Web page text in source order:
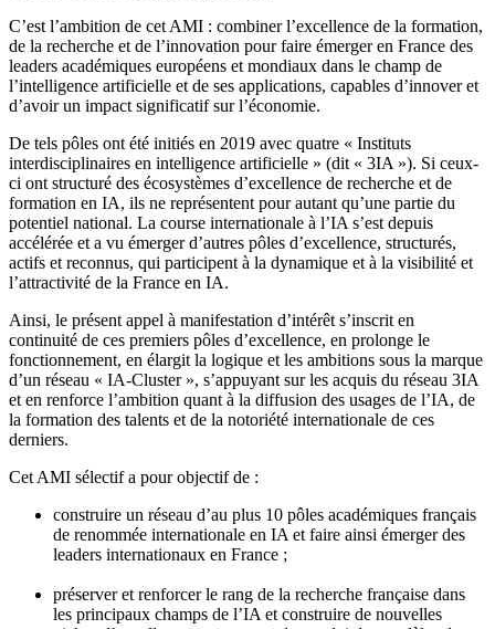
C’est l’ambition de cet AMI : combiner l’excellence de la formation,
de la recherche et de l’innovation pour faire émerger en France des
leaders académiques européens et mondiaux dans le champ de
l’intelligence artificielle et de ses applications, capables d’innover et
d’avoir un impact significatif sur l’économie.
De tels pôles ont été initiés en 2019 avec quatre « Instituts
interdisciplinaires en intelligence artificielle » (dit « 3IA »). Si ceux-
ci ont structuré des écosystèmes d’excellence de recherche et de
formation en IA, ils ne représentent pour autant qu’une partie du
potentiel national. La course internationale à l’IA s’est depuis
accélérée et a vu émerger d’autres pôles d’excellence, structurés,
actifs et reconnus, qui participent à la dynamique et à la visibilité et
l’attractivité de la France en IA.
Ainsi, le présent appel à manifestation d’intérêt s’inscrit en
continuité de ces premiers pôles d’excellence, en prolonge le
fonctionnement, en élargit la logique et les ambitions sous la marque
d’un réseau « IA-Cluster », s’appuyant sur les acquis du réseau 3IA
et en renforce l’ambition quant à la diffusion des usages de l’IA, de
la formation des talents et de la notoriété internationale de ces
derniers.
Cet AMI sélectif a pour objectif de :
construire un réseau d’au plus 10 pôles académiques français
de renommée internationale en IA et faire ainsi émerger des
leaders internationaux en France ;
préserver et renforcer le rang de la recherche française dans
les principaux champs de l’IA et construire de nouvelles